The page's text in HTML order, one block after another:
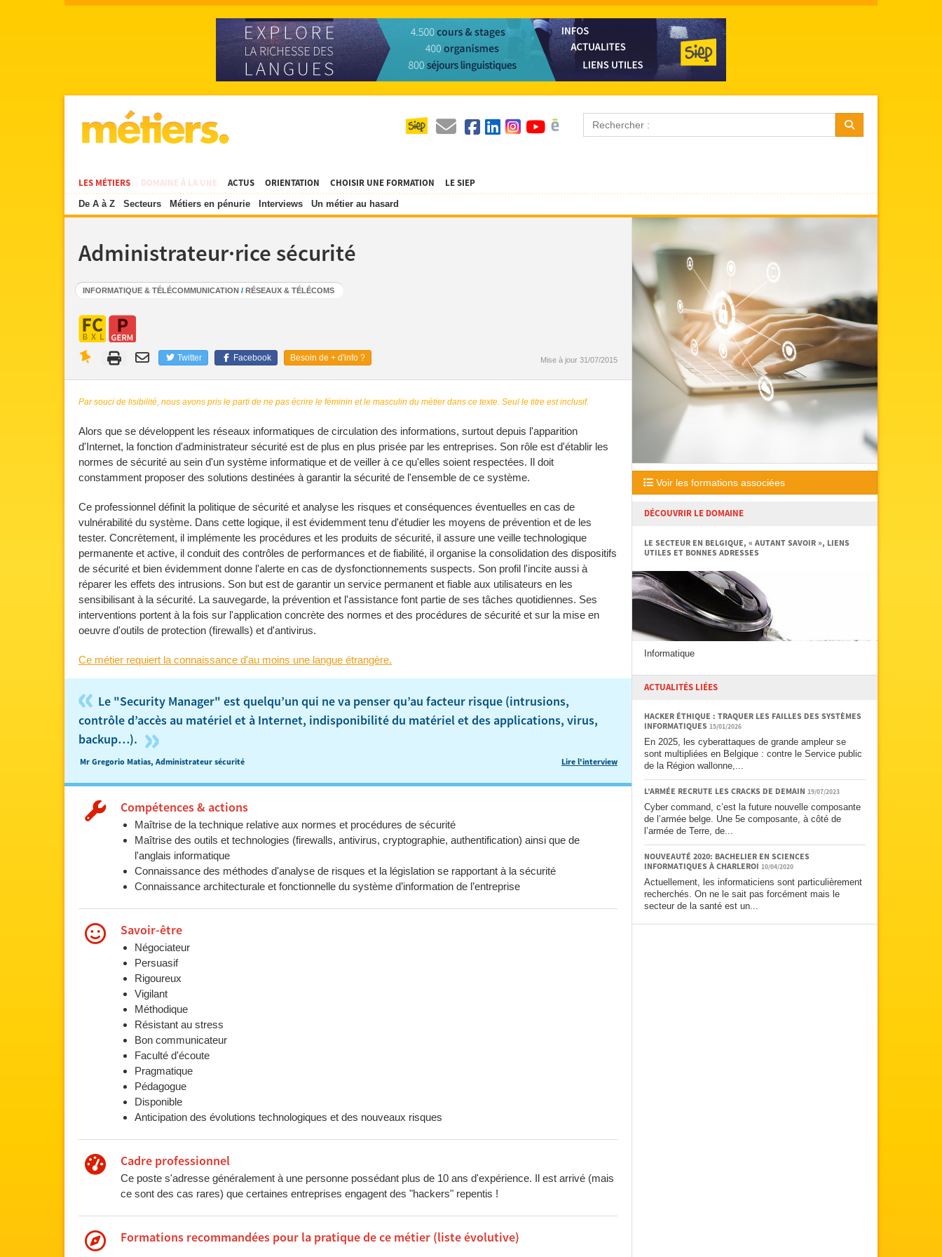
LES MÉTIERS
De A à Z Secteurs Métiers en pénurie Interviews Un métier au hasard
DOMAINE À LA UNE ACTUS ORIENTATION CHOISIR UNE FORMATION LE SIEP
Administrateur·rice sécurité
INFORMATIQUE & TÉLÉCOMMUNICATION / RÉSEAUX & TÉLÉCOMS
Twitter Facebook Besoin de + d'info ? Mise à jour 31/07/2015
Par souci de lisibilité, nous avons pris le parti de ne pas écrire le féminin et le masculin du métier dans ce texte. Seul le titre est inclusif.
Alors que se développent les réseaux informatiques de circulation des informations, surtout depuis l'apparition
d'Internet, la fonction d'administrateur sécurité est de plus en plus prisée par les entreprises. Son rôle est d'établir les
normes de sécurité au sein d'un système informatique et de veiller à ce qu'elles soient respectées. Il doit
constamment proposer des solutions destinées à garantir la sécurité de l'ensemble de ce système.
Ce professionnel définit la politique de sécurité et analyse les risques et conséquences éventuelles en cas de
vulnérabilité du système. Dans cette logique, il est évidemment tenu d'étudier les moyens de prévention et de les
tester. Concrètement, il implémente les procédures et les produits de sécurité, il assure une veille technologique
permanente et active, il conduit des contrôles de performances et de fiabilité, il organise la consolidation des dispositifs
de sécurité et bien évidemment donne l'alerte en cas de dysfonctionnements suspects. Son profil l'incite aussi à
réparer les effets des intrusions. Son but est de garantir un service permanent et fiable aux utilisateurs en les
sensibilisant à la sécurité. La sauvegarde, la prévention et l'assistance font partie de ses tâches quotidiennes. Ses
interventions portent à la fois sur l'application concrète des normes et des procédures de sécurité et sur la mise en
oeuvre d'outils de protection (firewalls) et d'antivirus.
Ce métier requiert la connaissance d'au moins une langue étrangère.
« Le "Security Manager" est quelqu’un qui ne va penser qu’au facteur risque (intrusions,
contrôle d’accès au matériel et à Internet, indisponibilité du matériel et des applications, virus,
backup…). »Mr Gregorio Matias, Administrateur sécurité Lire l'interview
Compétences & actions
Maîtrise de la technique relative aux normes et procédures de sécurité
Maîtrise des outils et technologies (firewalls, antivirus, cryptographie, authentification) ainsi que de
l'anglais informatique
Connaissance des méthodes d'analyse de risques et la législation se rapportant à la sécurité
Connaissance architecturale et fonctionnelle du système d’information de l’entreprise
Savoir-être
Négociateur
Persuasif
Rigoureux
Vigilant
Méthodique
Résistant au stress
Bon communicateur
Faculté d'écoute
Pragmatique
Pédagogue
Disponible
Anticipation des évolutions technologiques et des nouveaux risques
Cadre professionnel
Ce poste s'adresse généralement à une personne possédant plus de 10 ans d'expérience. Il est arrivé (mais
ce sont des cas rares) que certaines entreprises engagent des "hackers" repentis !
Formations recommandées pour la pratique de ce métier (liste évolutive)
Voir les formations associées
DÉCOUVRIR LE DOMAINE
LE SECTEUR EN BELGIQUE, « AUTANT SAVOIR », LIENS
UTILES ET BONNES ADRESSES
Informatique
ACTUALITÉS LIÉES
HACKER ÉTHIQUE : TRAQUER LES FAILLES DES SYSTÈMES
INFORMATIQUES 15/01/2026
En 2025, les cyberattaques de grande ampleur se
sont multipliées en Belgique : contre le Service public
de la Région wallonne,...
L’ARMÉE RECRUTE LES CRACKS DE DEMAIN 19/07/2023
Cyber command, c’est la future nouvelle composante
de l’armée belge. Une 5e composante, à côté de
l’armée de Terre, de...
NOUVEAUTÉ 2020: BACHELIER EN SCIENCES
INFORMATIQUES À CHARLEROI 10/04/2020
Actuellement, les informaticiens sont particulièrement
recherchés. On ne le sait pas forcément mais le
secteur de la santé est un...